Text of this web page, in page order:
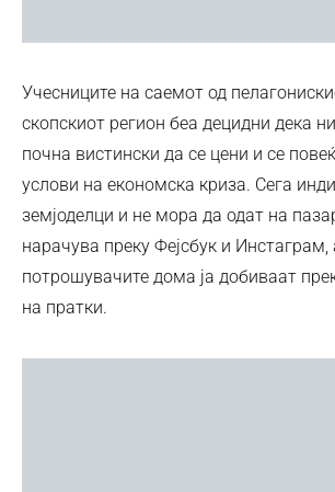
Учесниците на саемот од
скопскиот регион беа децидни дека
почна вистински да се цени и се
услови на економска криза. Сега
земјоделци и не мора да одат на
нарачува преку Фејсбук и Инстаграм,
потрошувачите дома ја добиваат
на пратки.